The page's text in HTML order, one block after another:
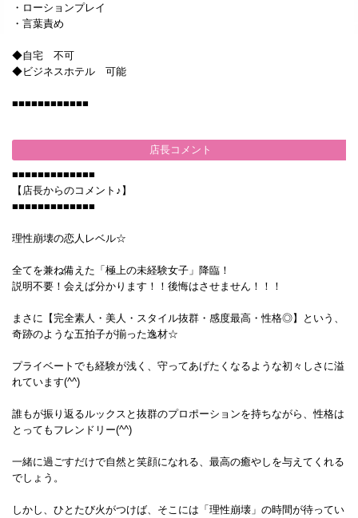
・ローションプレイ
・言葉責め
◆自宅 不可
◆ビジネスホテル 可能
■■■■■■■■■■■■
店長コメント
■■■■■■■■■■■■■
【店長からのコメント♪】
■■■■■■■■■■■■■
理性崩壊の恋人レベル☆
全てを兼ね備えた「極上の未経験女子」降臨！
説明不要！会えば分かります！！後悔はさせません！！！
まさに【完全素人・美人・スタイル抜群・感度最高・性格◎】という、
奇跡のような五拍子が揃った逸材☆
プライベートでも経験が浅く、守ってあげたくなるような初々しさに溢
れています(^^)
誰もが振り返るルックスと抜群のプロポーションを持ちながら、性格は
とってもフレンドリー(^^)
一緒に過ごすだけで自然と笑顔になれる、最高の癒やしを与えてくれる
でしょう。
しかし、ひとたび火がつけば、そこには「理性崩壊」の時間が待ってい